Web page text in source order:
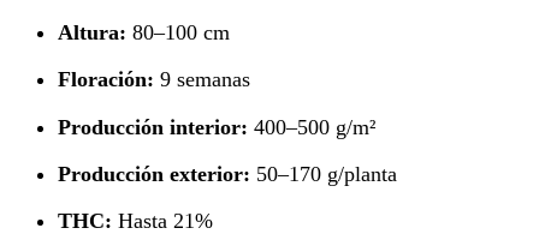
Altura: 80–100 cm
Floración: 9 semanas
Producción interior: 400–500 g/m²
Producción exterior: 50–170 g/planta
THC: Hasta 21%